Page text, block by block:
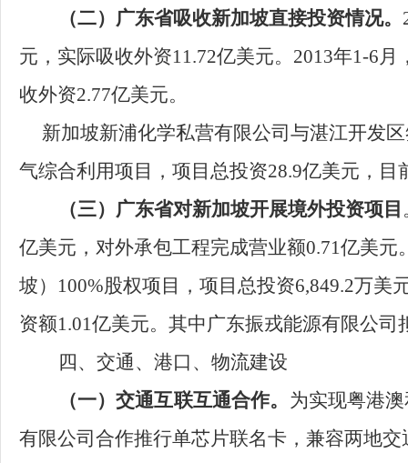
（二） 广东省吸收新加坡直接投资情况。
元，实际吸收外资11.72亿美元。2013年1-6
收外资2.77亿美元。
新加坡新浦化学私营有限公司与湛江开发
气综合利用项目，项目总投资28.9亿美元，
（三） 广东省对新加坡开展境外投资项目
亿美元，对外承包工程完成营业额0.71亿美
坡）100%股权项目，项目总投资6,849.2万美
资额1.01亿美元。其中广东振戎能源有限公
四、 交通、港口、物流建设
（一）交通互联互通合作。 为实现粤港
有限公司合作推行单芯片联名卡，兼容两地